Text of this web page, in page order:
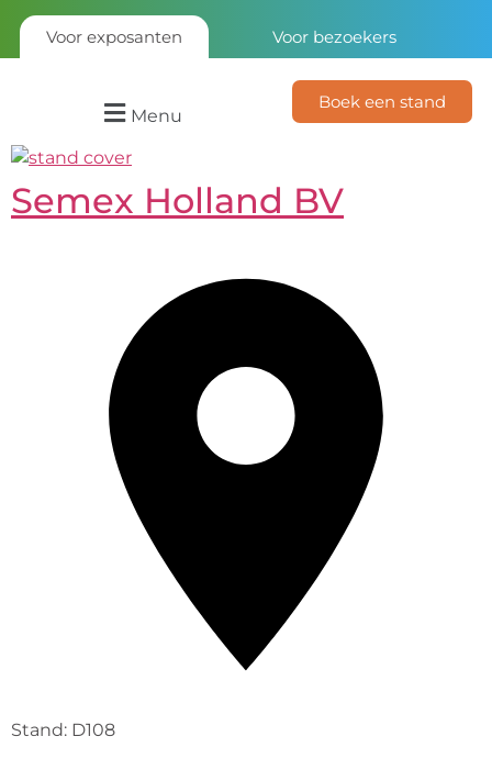
Voor exposanten Voor bezoekers
Menu
Boek een stand
Semex Holland BV
Stand: D108